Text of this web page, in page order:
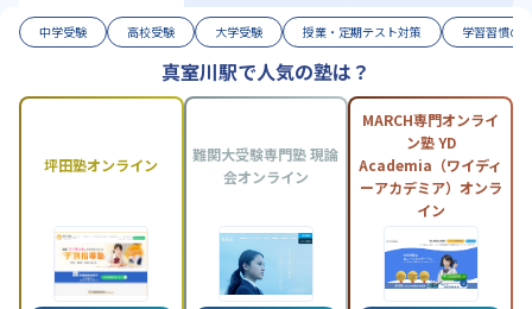
中学受験 高校受験 大学受験 授業・定期テスト対策 学習習慣の
真室川駅で人気の塾は？
坪田塾オンライン
難関大受験専門塾 現論
会オンライン
MARCH専門オンライ
ン塾 YD
Academia（ワイディ
ーアカデミア）オンラ
イン